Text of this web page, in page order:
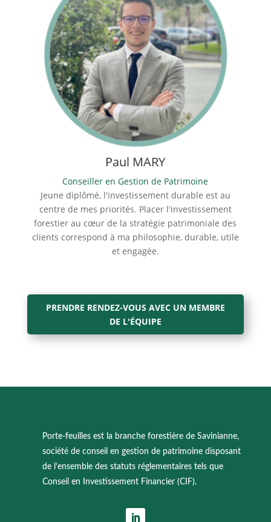
Paul MARY
Conseiller en Gestion de Patrimoine
Jeune diplômé, l'investissement durable est au
centre de mes priorités. Placer l'investissement
forestier au cœur de la stratégie patrimoniale des
clients correspond à ma philosophie, durable, utile
et engagée.
PRENDRE RENDEZ-VOUS AVEC UN MEMBRE
DE L'ÉQUIPE
Porte-feuilles est la branche forestière de Savinianne,
société de conseil en gestion de patrimoine disposant
de l’ensemble des statuts réglementaires tels que
Conseil en Investissement Financier (CIF).